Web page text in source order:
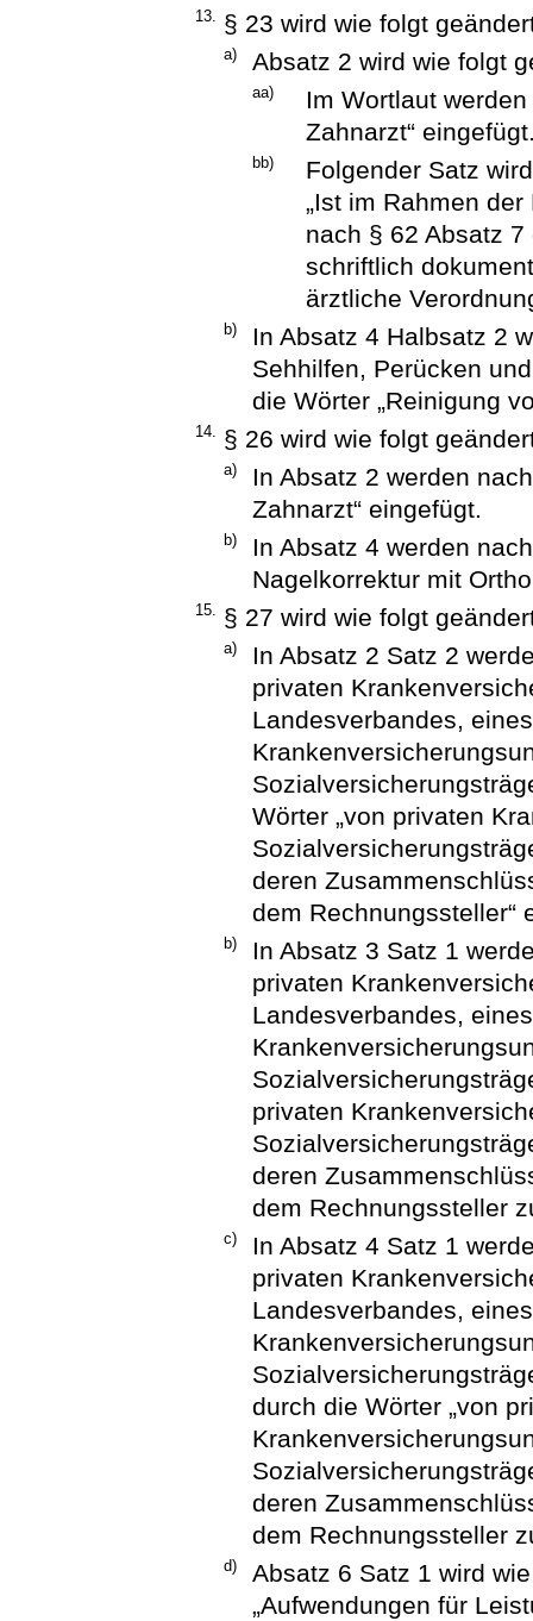
13. § 23 wird wie folgt
a) Absatz 2 wird wie folgt
aa)
Im Wortlaut werden
Zahnarzt“
bb)
Folgender Satz
„Ist im Rahmen
nach § 62 Absatz
schriftlich
ärztliche
b)
In Absatz 4 Halbsatz 2
Sehhilfen, Perücken
die Wörter „Reinigung
14. § 26 wird wie folgt
a)
In Absatz 2 werden
Zahnarzt“ eingefügt.
b)
In Absatz 4 werden
Nagelkorrektur mit
15. § 27 wird wie folgt
a)
In Absatz 2 Satz 2
privaten
Landesverbandes,
Wörter „von privaten
deren
dem Rechnungssteller“
b)
In Absatz 3 Satz 1
privaten
Landesverbandes,
privaten
deren
dem Rechnungssteller
c)
In Absatz 4 Satz 1
privaten
Landesverbandes,
durch die Wörter „von
deren
dem Rechnungssteller
d)
Absatz 6 Satz 1 wird
„Aufwendungen für